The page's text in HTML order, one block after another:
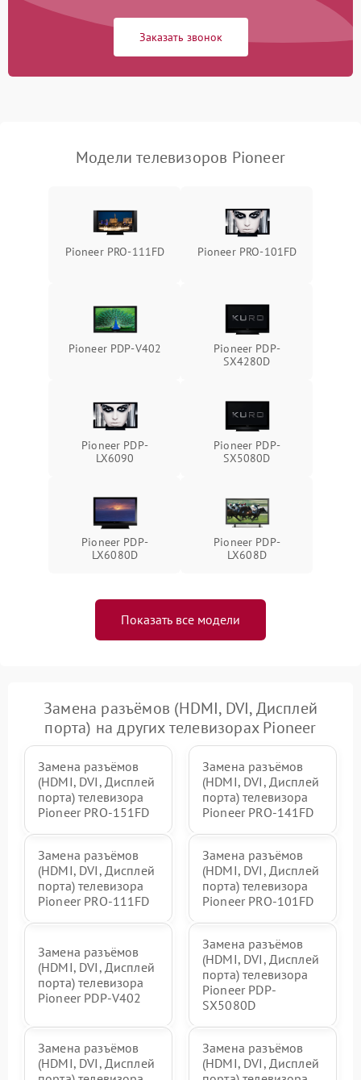
Сетевая
Заказать звонок
Модели телевизоров Pioneer
Pioneer PRO-111FD Pioneer PRO-101FD
Pioneer PDP-V402
Pioneer PDP-
SX4280D
Pioneer PDP-
LX6090
Pioneer PDP-
SX5080D
Pioneer PDP-
LX6080D
Pioneer PDP-
LX608D
Показать все модели
Замена разъёмов (HDMI, DVI, Дисплей
порта) на других телевизорах Pioneer
Замена разъёмов
(HDMI, DVI, Дисплей
порта) телевизора
Pioneer PRO-151FD
Замена разъёмов
(HDMI, DVI, Дисплей
порта) телевизора
Pioneer PRO-141FD
Замена разъёмов
(HDMI, DVI, Дисплей
порта) телевизора
Pioneer PRO-111FD
Замена разъёмов
(HDMI, DVI, Дисплей
порта) телевизора
Pioneer PRO-101FD
Замена разъёмов
(HDMI, DVI, Дисплей
порта) телевизора
Pioneer PDP-V402
Замена разъёмов
(HDMI, DVI, Дисплей
порта) телевизора
Pioneer PDP-
SX5080D
Замена разъёмов
(HDMI, DVI, Дисплей
Замена разъёмов
(HDMI, DVI, Дисплей